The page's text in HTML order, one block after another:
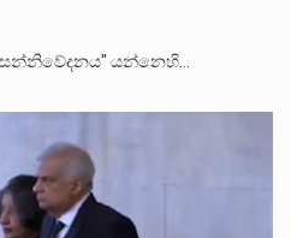
යන්නෙහි…